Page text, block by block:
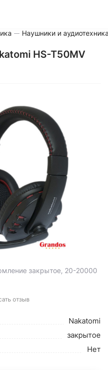
Наушники и
HS-T50MV
закрытое, 20-20000
отзыв
Nakatomi
закрытое
Нет